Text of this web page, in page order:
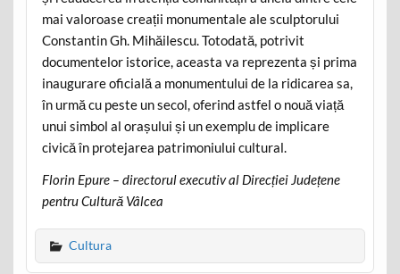
mai valoroase creații monumentale ale sculptorului
Constantin Gh. Mihăilescu. Totodată, potrivit
documentelor istorice, aceasta va reprezenta și prima
inaugurare oficială a monumentului de la ridicarea sa,
în urmă cu peste un secol, oferind astfel o nouă viață
unui simbol al orașului și un exemplu de implicare
civică în protejarea patrimoniului cultural.
Florin Epure – directorul executiv al Direcției Județene
pentru Cultură Vâlcea
Cultura